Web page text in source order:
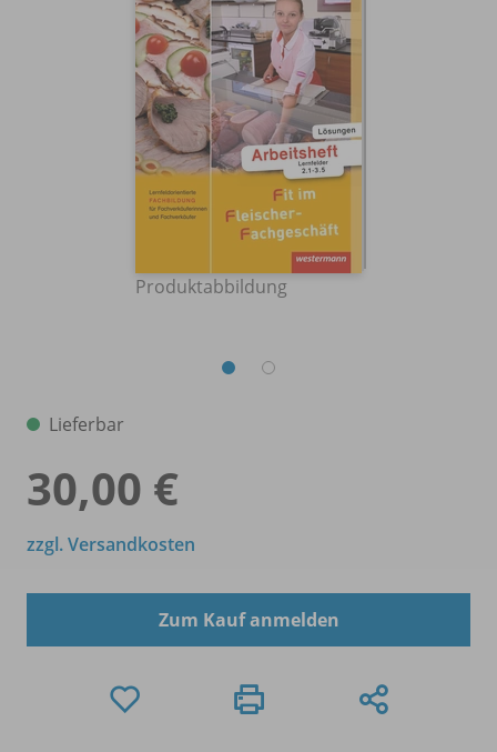
Produktabbildung
Lieferbar
30,00 €
zzgl. Versandkosten
Zum Kauf anmelden